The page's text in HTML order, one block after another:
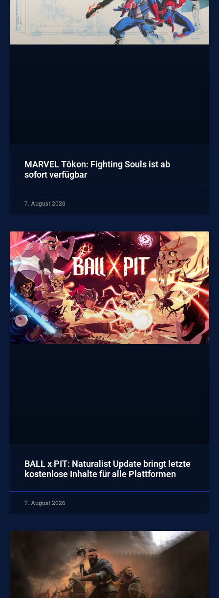
MARVEL Tōkon: Fighting Souls ist ab
sofort verfügbar
7. August 2026
BALL x PIT: Naturalist Update bringt letzte
kostenlose Inhalte für alle Plattformen
7. August 2026